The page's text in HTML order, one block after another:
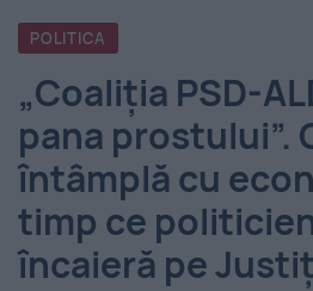
România
-
Evenimentul
Zilei
POLITICA
„Coaliția PSD-
pana prostului”.
întâmplă cu
timp ce
încaieră pe